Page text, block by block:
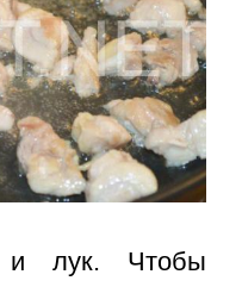
и лук. Чтобы